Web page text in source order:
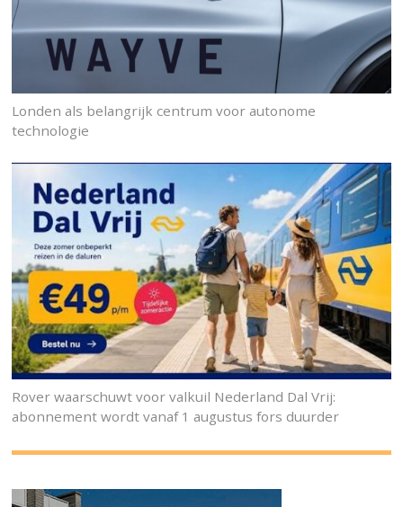
Londen als belangrijk centrum voor autonome
technologie
Rover waarschuwt voor valkuil Nederland Dal Vrij:
abonnement wordt vanaf 1 augustus fors duurder